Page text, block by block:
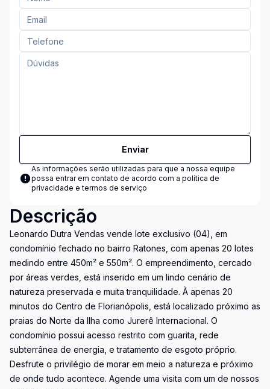
Enviar
As informações serão utilizadas para que a nossa equipe
possa entrar em contato de acordo com a política de
privacidade e termos de serviço
Descrição
Leonardo Dutra Vendas vende lote exclusivo (04), em
condomínio fechado no bairro Ratones, com apenas 20 lotes
medindo entre 450m² e 550m². O empreendimento, cercado
por áreas verdes, está inserido em um lindo cenário de
natureza preservada e muita tranquilidade. À apenas 20
minutos do Centro de Florianópolis, está localizado próximo as
praias do Norte da Ilha como Jurerê Internacional. O
condomínio possui acesso restrito com guarita, rede
subterrânea de energia, e tratamento de esgoto próprio.
Desfrute o privilégio de morar em meio a natureza e próximo
de onde tudo acontece. Agende uma visita com um de nossos